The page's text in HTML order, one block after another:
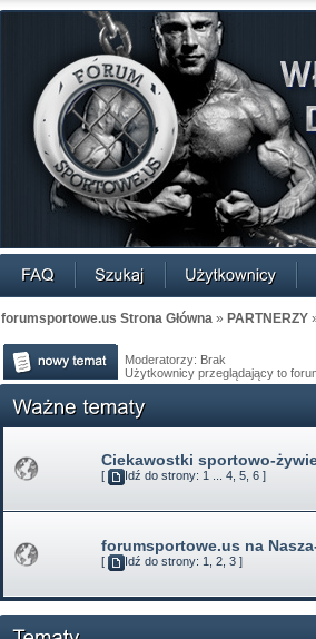
forumsportowe.us Strona Główna » PARTNERZY
Moderatorzy: Brak
Użytkownicy przeglądający to
Ciekawostki sportowo-
[ Idź do strony: 1 ... 4, 5, 6 ]
forumsportowe.us na
[ Idź do strony: 1, 2, 3 ]